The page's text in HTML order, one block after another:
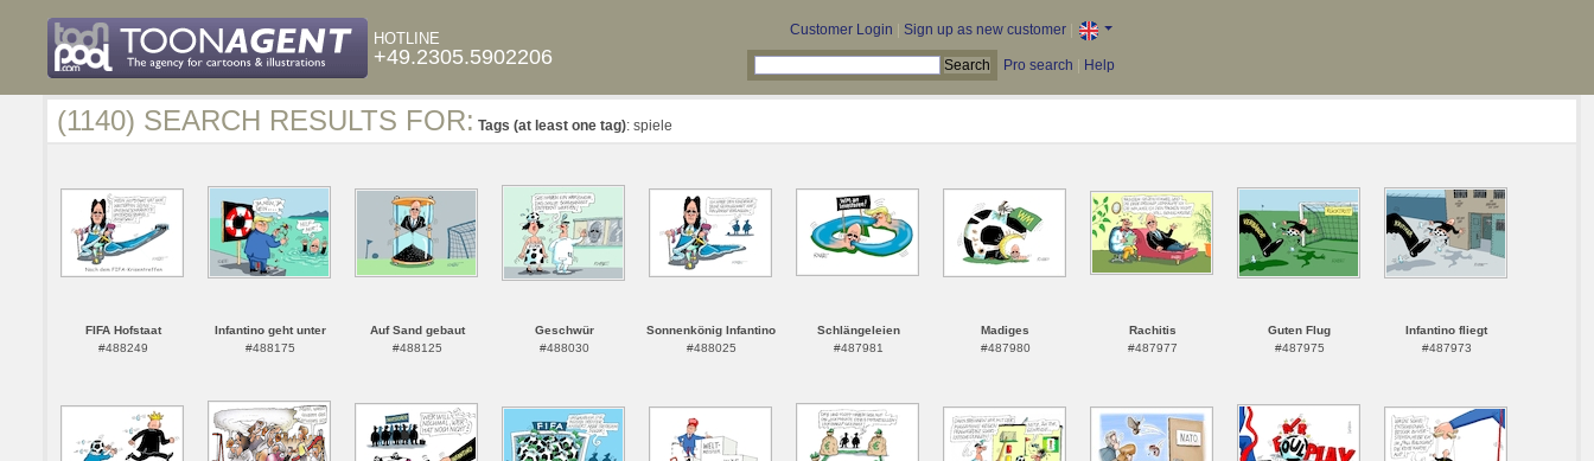
HOTLINE
+49.2305.5902206
Customer Login Sign up as new customer|
Pro search Help
(1140) SEARCH RESULTS FOR: Tags (at least one tag): spiele
FIFA Hofstaat
#488249
Infantino geht unter
#488175
Auf Sand gebaut
#488125
Geschwür
#488030
Sonnenkönig Infantino
#488025
Schlängeleien
#487981
Madiges
#487980
Rachitis
#487977
Guten Flug
#487975
Infantino fliegt
#487973